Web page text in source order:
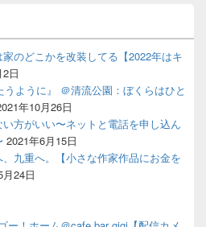
のどこかを改装してる【2022年はキ
日
ように』 ＠清流公園：ぼくらはひと
年10月26日
方がいい〜ネットと電話を申し込ん
2021年6月15日
九重へ。【小さな作家作品にお金を
24日